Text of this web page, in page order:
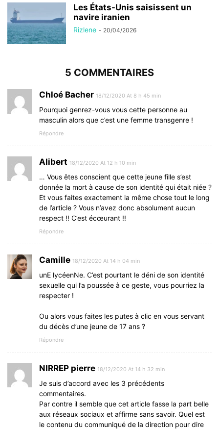
Les États-Unis saisissent un
navire iranien
Rizlene - 20/04/2026
5 COMMENTAIRES
Chloé Bacher 18/12/2020 At 8 h 45 min
Pourquoi genrez-vous vous cette personne au
masculin alors que c’est une femme transgenre !
Répondre
Alibert 18/12/2020 At 12 h 10 min
… Vous êtes conscient que cette jeune fille s’est
donnée la mort à cause de son identité qui était niée ?
Et vous faites exactement la même chose tout le long
de l’article ? Vous n’avez donc absolument aucun
respect !! C’est écœurant !!
Répondre
Camille 18/12/2020 At 14 h 04 min
unE lycéenNe. C’est pourtant le déni de son identité
sexuelle qui l’a poussée à ce geste, vous pourriez la
respecter !
Ou alors vous faites les putes à clic en vous servant
du décès d’une jeune de 17 ans ?
Répondre
NIRREP pierre 18/12/2020 At 14 h 32 min
Je suis d’accord avec les 3 précédents
commentaires.
Par contre il semble que cet article fasse la part belle
aux réseaux sociaux et affirme sans savoir. Quel est
le contenu du communiqué de la direction pour dire